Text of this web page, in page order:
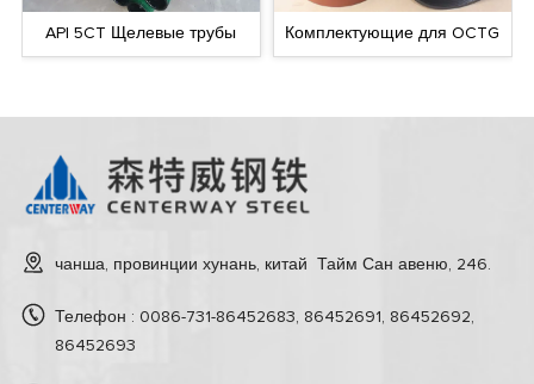
API 5CT Щелевые трубы Комплектующие для OCTG
чанша, провинции хунань, китай Тайм Сан авеню, 246.
Телефон : 0086-731-86452683, 86452691, 86452692,
86452693